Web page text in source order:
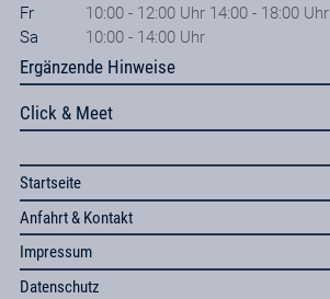
Fr
10:00 - 12:00 Uhr 14:00 - 18:00 Uhr
Sa
10:00 - 14:00 Uhr
Ergänzende Hinweise
Click & Meet
Startseite
Anfahrt & Kontakt
Impressum
Datenschutz